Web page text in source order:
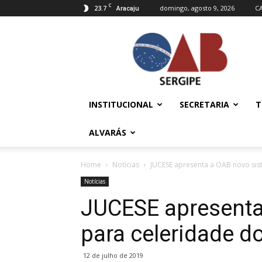
23.7 C Aracaju domingo, agosto 9, 2026
OAB/SE
Ordem
do
INSTITUCIONAL SECRETARIA
ALVARÁS
Home Notícias JUCESE apresenta a OAB novo
Notícias
JUCESE
para celeridade
12 de julho de 2019